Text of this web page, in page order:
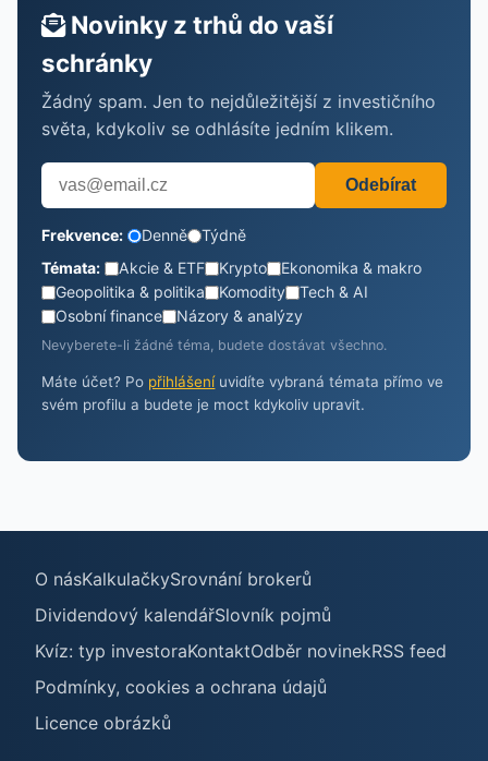
Novinky z trhů do vaší
schránky
Žádný spam. Jen to nejdůležitější z investičního
světa, kdykoliv se odhlásíte jedním klikem.
Odebírat
Frekvence: Denně
Týdně
Témata:
Akcie & ETF Krypto
Ekonomika & makro
Geopolitika & politika
Komodity
Tech & AI
Osobní finance
Názory & analýzy
Nevyberete-li žádné téma, budete dostávat všechno.
Máte účet? Po přihlášeníuvidíte vybraná témata přímo ve
svém profilu a budete je moct kdykoliv upravit.
O násKalkulačkySrovnání brokerů
Dividendový kalendářSlovník pojmů
Kvíz: typ investoraKontaktOdběr novinekRSS feed
Podmínky, cookies a ochrana údajů
Licence obrázků